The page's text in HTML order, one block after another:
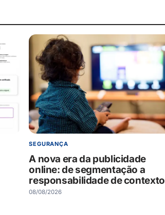
SEGURANÇA
A nova era da publicidade
online: de segmentação a
responsabilidade de contexto
08/08/2026